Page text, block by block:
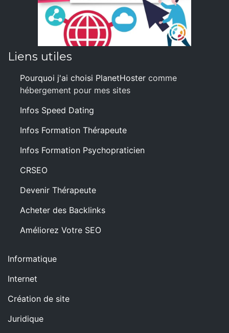
Liens utiles
Pourquoi j'ai choisi PlanetHoster comme
hébergement pour mes sites
Infos Speed Dating
Infos Formation Thérapeute
Infos Formation Psychopraticien
CRSEO
Devenir Thérapeute
Acheter des Backlinks
Améliorez Votre SEO
Informatique
Internet
Création de site
Juridique